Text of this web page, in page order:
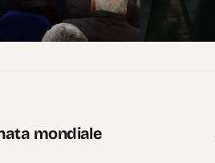
mondiale